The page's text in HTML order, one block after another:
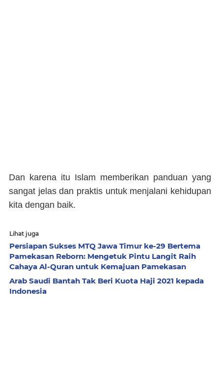
Dan karena itu Islam memberikan panduan yang
sangat jelas dan praktis untuk menjalani kehidupan
kita dengan baik.
Lihat juga
Persiapan Sukses MTQ Jawa Timur ke-29 Bertema
Pamekasan Reborn: Mengetuk Pintu Langit Raih
Cahaya Al-Quran untuk Kemajuan Pamekasan
Arab Saudi Bantah Tak Beri Kuota Haji 2021 kepada
Indonesia